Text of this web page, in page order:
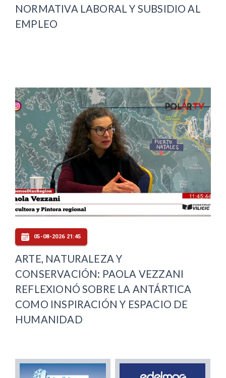
NORMATIVA LABORAL Y SUBSIDIO AL
EMPLEO
05-08-2026 21:45
ARTE, NATURALEZA Y
CONSERVACIÓN: PAOLA VEZZANI
REFLEXIONÓ SOBRE LA ANTÁRTICA
COMO INSPIRACIÓN Y ESPACIO DE
HUMANIDAD